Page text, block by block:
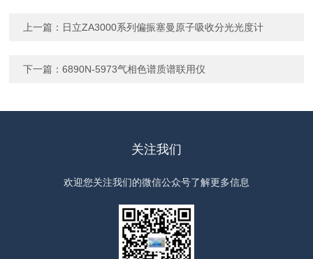
上一篇： 日立ZA3000系列偏振塞曼原子吸收分光光度计
下一篇：6890N-5973气相色谱质谱联用仪
关注我们
欢迎您关注我们的微信公众号了解更多信息